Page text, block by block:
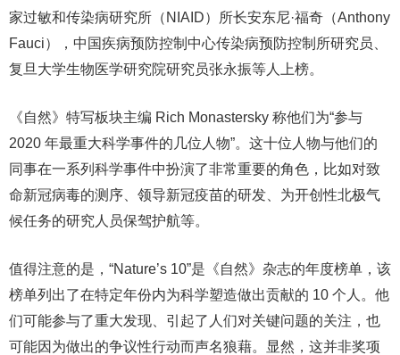
家过敏和传染病研究所（NIAID）所长安东尼·福奇（Anthony
Fauci），中国疾病预防控制中心传染病预防控制所研究员、
复旦大学生物医学研究院研究员张永振等人上榜。
《自然》特写板块主编 Rich Monastersky 称他们为“参与
2020 年最重大科学事件的几位人物”。这十位人物与他们的
同事在一系列科学事件中扮演了非常重要的角色，比如对致
命新冠病毒的测序、领导新冠疫苗的研发、为开创性北极气
候任务的研究人员保驾护航等。
值得注意的是，“Nature’s 10”是《自然》杂志的年度榜单，该
榜单列出了在特定年份内为科学塑造做出贡献的 10 个人。他
们可能参与了重大发现、引起了人们对关键问题的关注，也
可能因为做出的争议性行动而声名狼藉。显然，这并非奖项